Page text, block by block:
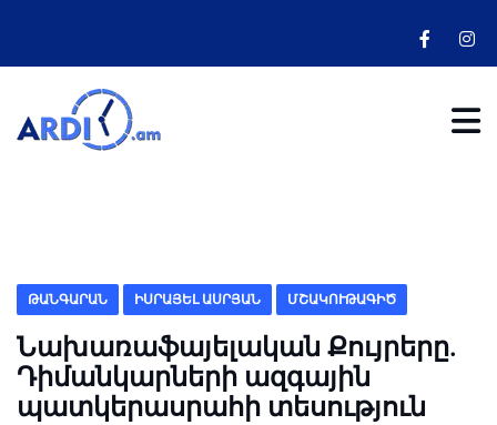
ԹԱՆԳԱՐԱՆ ԻՍՐԱՅԵԼ ԱՍՐՅԱՆ ՄՇԱԿՈՒԹԱԳԻԾ
Նախառաֆայելական Քույրերը.
Դիմանկարների ազգային
պատկերասրահի տեսություն